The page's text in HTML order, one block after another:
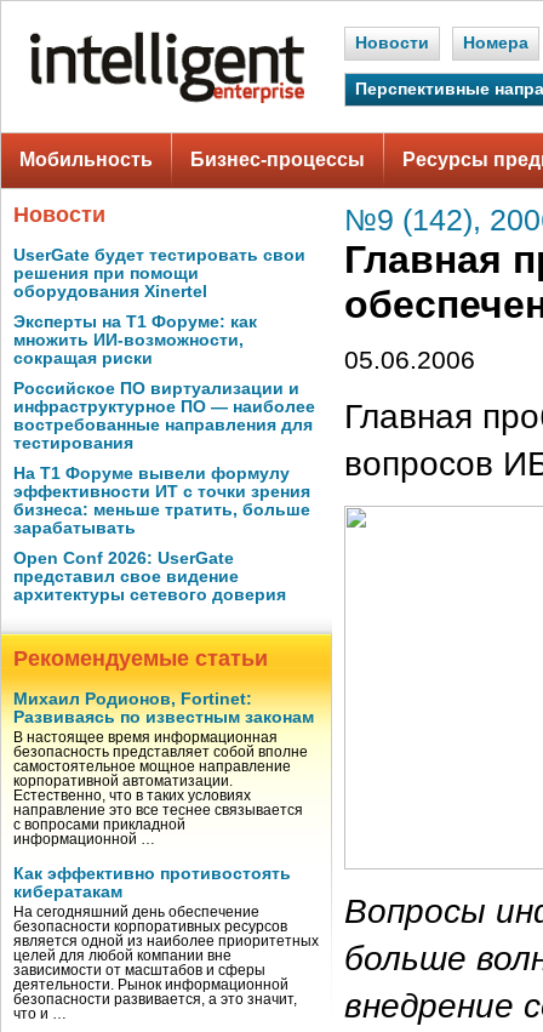
Новости Номера
Перспективные
Мобильность Бизнес-процессы Ресурсы
Новости
UserGate будет тестировать свои
решения при помощи
оборудования Xinertel
Эксперты на Т1 Форуме: как
множить ИИ-возможности,
сокращая риски
Российское ПО виртуализации и
инфраструктурное ПО — наиболее
востребованные направления для
тестирования
На Т1 Форуме вывели формулу
эффективности ИТ с точки зрения
бизнеса: меньше тратить, больше
зарабатывать
Open Conf 2026: UserGate
представил свое видение
архитектуры сетевого доверия
Рекомендуемые статьи
Михаил Родионов, Fortinet:
Развиваясь по известным законам
В настоящее время информационная
безопасность представляет собой вполне
самостоятельное мощное направление
корпоративной автоматизации.
Естественно, что в таких условиях
направление это все теснее связывается
с вопросами прикладной
информационной …
Как эффективно противостоять
кибератакам
На сегодняшний день обеспечение
безопасности корпоративных ресурсов
является одной из наиболее приоритетных
целей для любой компании вне
зависимости от масштабов и сферы
деятельности. Рынок информационной
безопасности развивается, а это значит,
что и …
№9 (142),
Главная
05.06.2006
Главная
вопросов
Вопросы
больше
внедрение